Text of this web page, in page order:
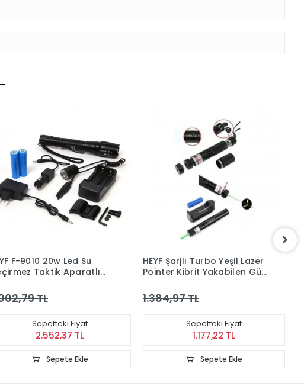
F-9010 20w Led Su
Taktik Aparatlı
TL
Sepetteki Fiyat
2.552,37 TL
Sepete Ekle
HEYF Şarjlı Turbo Yeşil Lazer
Pointer Kibrit Yakabilen Güç
1.384,97 TL
Sepetteki Fiyat
1.177,22 TL
Sepete Ekle